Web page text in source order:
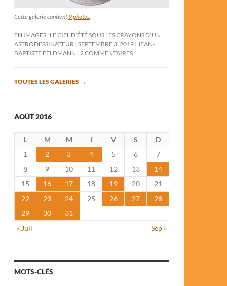
Cette galerie contient 9 photos
EN IMAGES : LE CIEL D’ÉTÉ SOUS LES CRAYONS D’UN
ASTRODESSINATEUR SEPTEMBRE 3, 2019
JEAN-
BAPTISTE FELDMANN
2 COMMENTAIRES
TOUTES LES GALERIES →
AOÛT 2016
L M M J V S
D
1
2 3 4 5 6
7
8
9 10 11 12 13
14
15
16 17 18 19 20
21
22
23 24 25 26 27
28
29
30
31
« Juil
Sep »
MOTS-CLÉS